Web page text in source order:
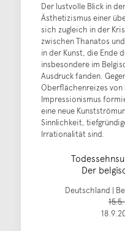
Der lustvolle Blick in
Ästhetizismus einer
sich zugleich in der
zwischen Thanatos
in der Kunst, die Ende
insbesondere im
Ausdruck fanden.
Oberflächenreizes von
Impressionismus
eine neue
Sinnlichkeit,
Irrationalität sind.
Der
Deutschland |